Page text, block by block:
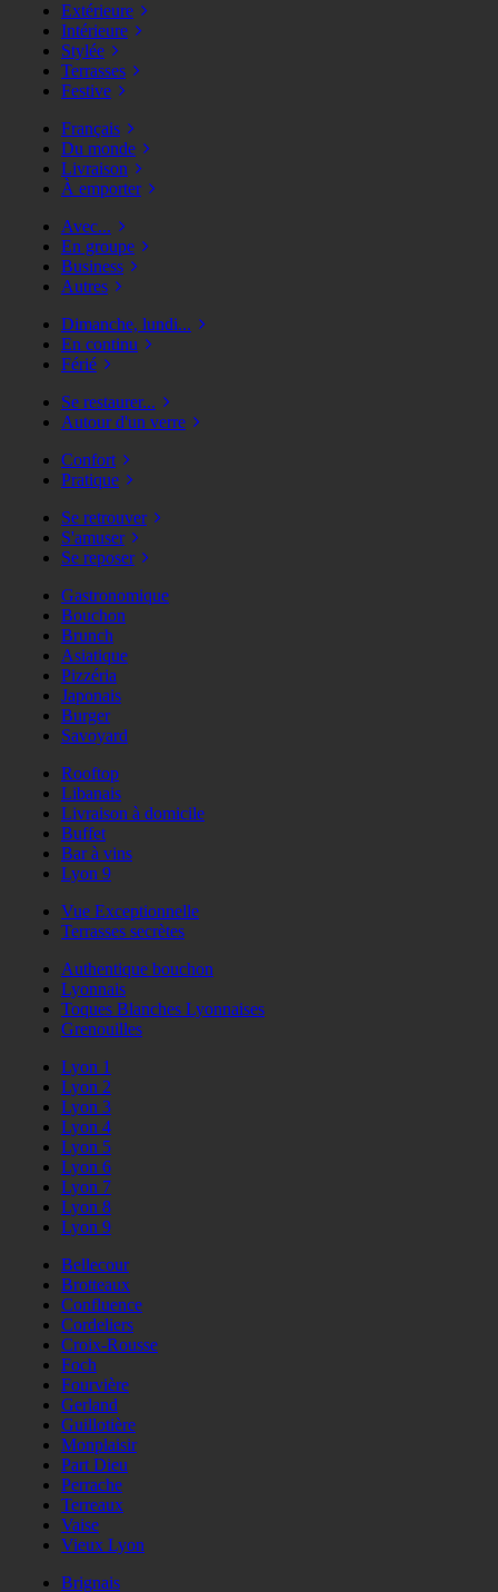
Extérieure
Intérieure
Stylée
Terrasses
Festive
Français
Du monde
Livraison
À emporter
Avec...
En groupe
Business
Autres
Dimanche, lundi...
En continu
Férié
Se restaurer...
Autour d'un verre
Confort
Pratique
Se retrouver
S'amuser
Se reposer
Gastronomique
Bouchon
Brunch
Asiatique
Pizzéria
Japonais
Burger
Savoyard
Rooftop
Libanais
Livraison à domicile
Buffet
Bar à vins
Lyon 9
Vue Exceptionnelle
Terrasses secrètes
Authentique bouchon
Lyonnais
Toques Blanches Lyonnaises
Grenouilles
Lyon 1
Lyon 2
Lyon 3
Lyon 4
Lyon 5
Lyon 6
Lyon 7
Lyon 8
Lyon 9
Bellecour
Brotteaux
Confluence
Cordeliers
Croix-Rousse
Foch
Fourvière
Gerland
Guillotière
Monplaisir
Part Dieu
Perrache
Terreaux
Vaise
Vieux Lyon
Brignais